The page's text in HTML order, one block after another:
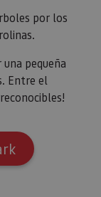
por los
pequeña
Entre el